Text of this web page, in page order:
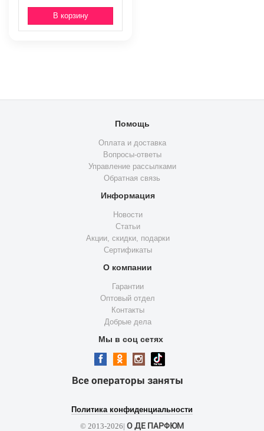
Помощь
Оплата и доставка
Вопросы-ответы
Управление рассылками
Обратная связь
Информация
Новости
Статьи
Акции, скидки, подарки
Сертификаты
О компании
Гарантии
Оптовый отдел
Контакты
Добрые дела
Мы в соц сетях
Все операторы заняты
Политика конфиденциальности
© 2013-2026| О ДЕ ПАРФЮМ